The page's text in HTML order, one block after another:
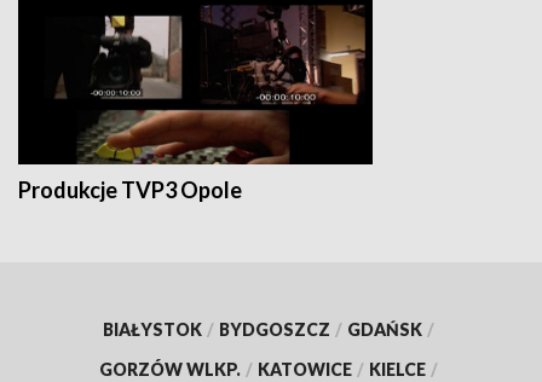
Produkcje TVP3 Opole
BIAŁYSTOK / BYDGOSZCZ / GDAŃSK /
GORZÓW WLKP. / KATOWICE / KIELCE /